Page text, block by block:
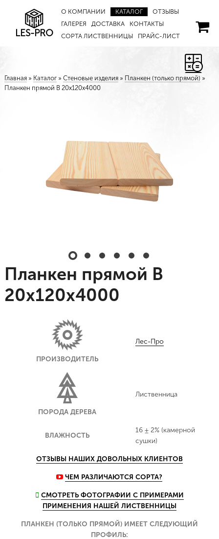
LES-PRO
О КОМПАНИИ КАТАЛОГ
ОТЗЫВЫ
ГАЛЕРЕЯ
ДОСТАВКА
КОНТАКТЫ
СОРТА ЛИСТВЕННИЦЫ
ПРАЙС-ЛИСТ
Главная» Каталог» Стеновые изделия» Планкен (только прямой) »
Планкен прямой В 20х120х4000
Планкен прямой В
20х120х4000
ПРОИЗВОДИТЕЛЬ
Лес-Про
ПОРОДА ДЕРЕВА
Лиственница
ВЛАЖНОСТЬ
16 ± 2% (камерной
сушки)
ОТЗЫВЫ НАШИХ ДОВОЛЬНЫХ КЛИЕНТОВ
ЧЕМ РАЗЛИЧАЮТСЯ СОРТА?
СМОТРЕТЬ ФОТОГРАФИИ С ПРИМЕРАМИ
ПРИМЕНЕНИЯ НАШЕЙ ЛИСТВЕННИЦЫ
ПЛАНКЕН (ТОЛЬКО ПРЯМОЙ) ИМЕЕТ СЛЕДУЮЩИЙ
ПРОФИЛЬ: